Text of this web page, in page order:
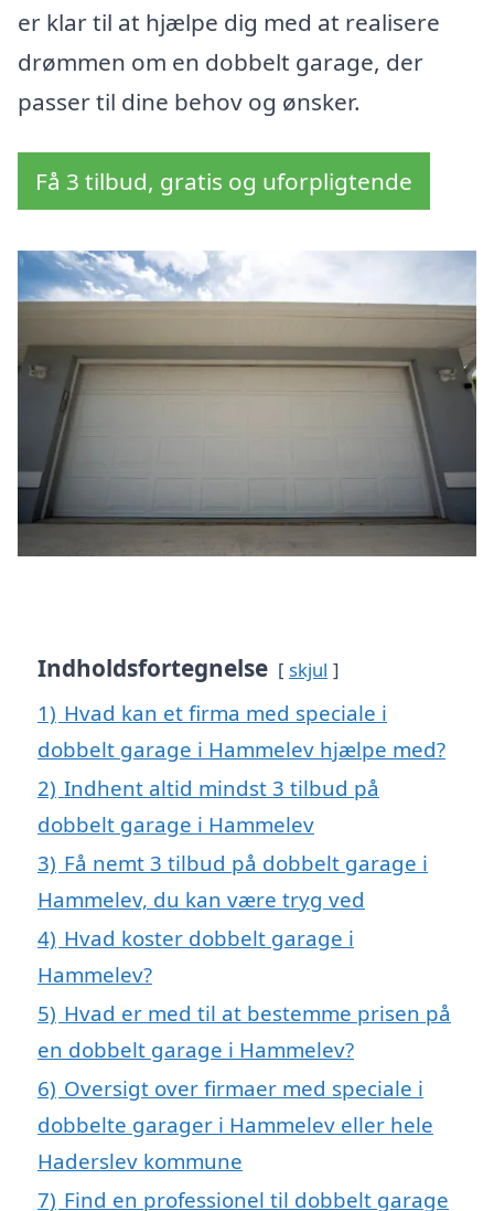
er klar til at hjælpe dig med at realisere
drømmen om en dobbelt garage, der
passer til dine behov og ønsker.
Få 3 tilbud, gratis og uforpligtende
Indholdsfortegnelse skjul
1) Hvad kan et firma med speciale i
dobbelt garage i Hammelev hjælpe med?
2) Indhent altid mindst 3 tilbud på
dobbelt garage i Hammelev
3) Få nemt 3 tilbud på dobbelt garage i
Hammelev, du kan være tryg ved
4) Hvad koster dobbelt garage i
Hammelev?
5) Hvad er med til at bestemme prisen på
en dobbelt garage i Hammelev?
6) Oversigt over firmaer med speciale i
dobbelte garager i Hammelev eller hele
Haderslev kommune
7) Find en professionel til dobbelt garage